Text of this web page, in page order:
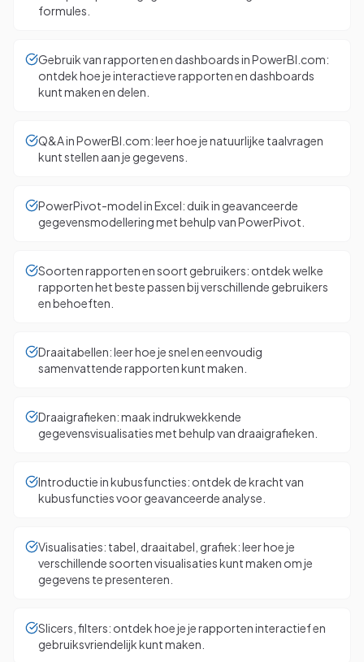
formules.
Gebruik van rapporten en dashboards in PowerBI.com:
ontdek hoe je interactieve rapporten en dashboards
kunt maken en delen.
Q&A in PowerBI.com: leer hoe je natuurlijke taalvragen
kunt stellen aan je gegevens.
PowerPivot-model in Excel: duik in geavanceerde
gegevensmodellering met behulp van PowerPivot.
Soorten rapporten en soort gebruikers: ontdek welke
rapporten het beste passen bij verschillende gebruikers
en behoeften.
Draaitabellen: leer hoe je snel en eenvoudig
samenvattende rapporten kunt maken.
Draaigrafieken: maak indrukwekkende
gegevensvisualisaties met behulp van draaigrafieken.
Introductie in kubusfuncties: ontdek de kracht van
kubusfuncties voor geavanceerde analyse.
Visualisaties: tabel, draaitabel, grafiek: leer hoe je
verschillende soorten visualisaties kunt maken om je
gegevens te presenteren.
Slicers, filters: ontdek hoe je je rapporten interactief en
gebruiksvriendelijk kunt maken.